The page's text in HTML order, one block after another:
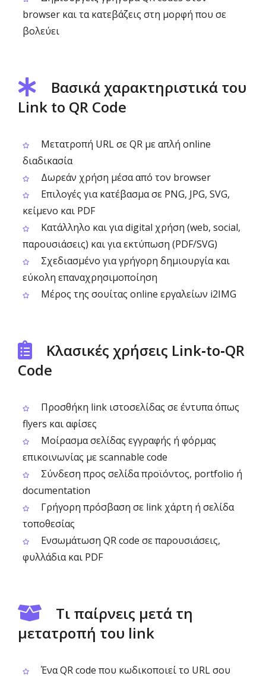
browser και τα κατεβάζεις στη μορφή που σε
βολεύει
Βασικά χαρακτηριστικά του
Link to QR Code
Μετατροπή URL σε QR με απλή online
διαδικασία
Δωρεάν χρήση μέσα από τον browser
Επιλογές για κατέβασμα σε PNG, JPG, SVG,
κείμενο και PDF
Κατάλληλο και για digital χρήση (web, social,
παρουσιάσεις) και για εκτύπωση (PDF/SVG)
Σχεδιασμένο για γρήγορη δημιουργία και
εύκολη επαναχρησιμοποίηση
Μέρος της σουίτας online εργαλείων i2IMG
Κλασικές χρήσεις Link‑to‑QR
Code
Προσθήκη link ιστοσελίδας σε έντυπα όπως
flyers και αφίσες
Μοίρασμα σελίδας εγγραφής ή φόρμας
επικοινωνίας με scannable code
Σύνδεση προς σελίδα προϊόντος, portfolio ή
documentation
Γρήγορη πρόσβαση σε link χάρτη ή σελίδα
τοποθεσίας
Ενσωμάτωση QR code σε παρουσιάσεις,
φυλλάδια και PDF
Τι παίρνεις μετά τη
μετατροπή του link
Ένα QR code που κωδικοποιεί το URL σου